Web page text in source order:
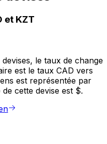
et KZT
le taux de change
est le taux CAD vers
est représentée par
cette devise est $.